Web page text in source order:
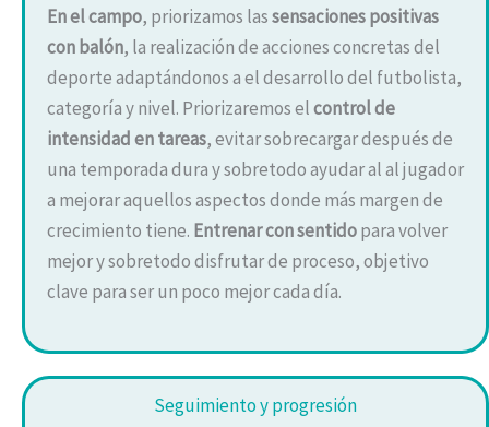
En el campo, priorizamos lassensaciones positivas
con balón, la realización de acciones concretas del
deporte adaptándonos a el desarrollo del futbolista,
categoría y nivel. Priorizaremos elcontrol de
intensidad en tareas, evitar sobrecargar después de
una temporada dura y sobretodo ayudar al al jugador
a mejorar aquellos aspectos donde más margen de
crecimiento tiene. Entrenar con sentidopara volver
mejor y sobretodo disfrutar de proceso, objetivo
clave para ser un poco mejor cada día.
Seguimiento y progresión